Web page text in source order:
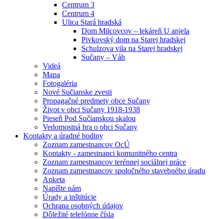
Centrum 3
Centrum 4
Ulica Stará hradská
Dom Milcovcov – lekáreň U anjela
Pivkovský dom na Starej hradskej
Schulzova vila na Starej hradskej
Sučany – Váh
Videá
Mapa
Fotogaléria
Nové Sučianske zvesti
Propagačné predmety obce Sučany
Život v obci Sučany 1918-1938
Pieseň Pod Sučianskou skalou
Vedomostná hra o obci Sučany
Kontakty a úradné hodiny
Zoznam zamestnancov OcÚ
Kontakty - zamestnanci komunitného centra
Zoznam zamestnancov terénnej sociálnej práce
Zoznam zamestnancov spoločného stavebného úradu
Anketa
Napíšte nám
Úrady a inštitúcie
Ochrana osobných údajov
Dôležité telefónne čísla